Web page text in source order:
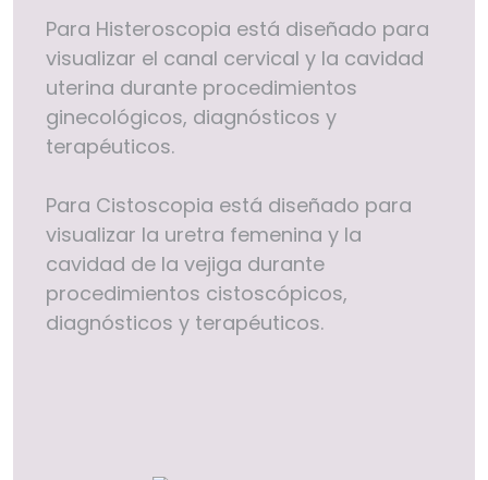
Distribuidores
Eventos
Contacto
Para Histeroscopia está diseñado para
visualizar el canal cervical y la cavidad
uterina durante procedimientos
ginecológicos, diagnósticos y
terapéuticos.
Para Cistoscopia está diseñado para
visualizar la uretra femenina y la
cavidad de la vejiga durante
procedimientos cistoscópicos,
diagnósticos y terapéuticos.